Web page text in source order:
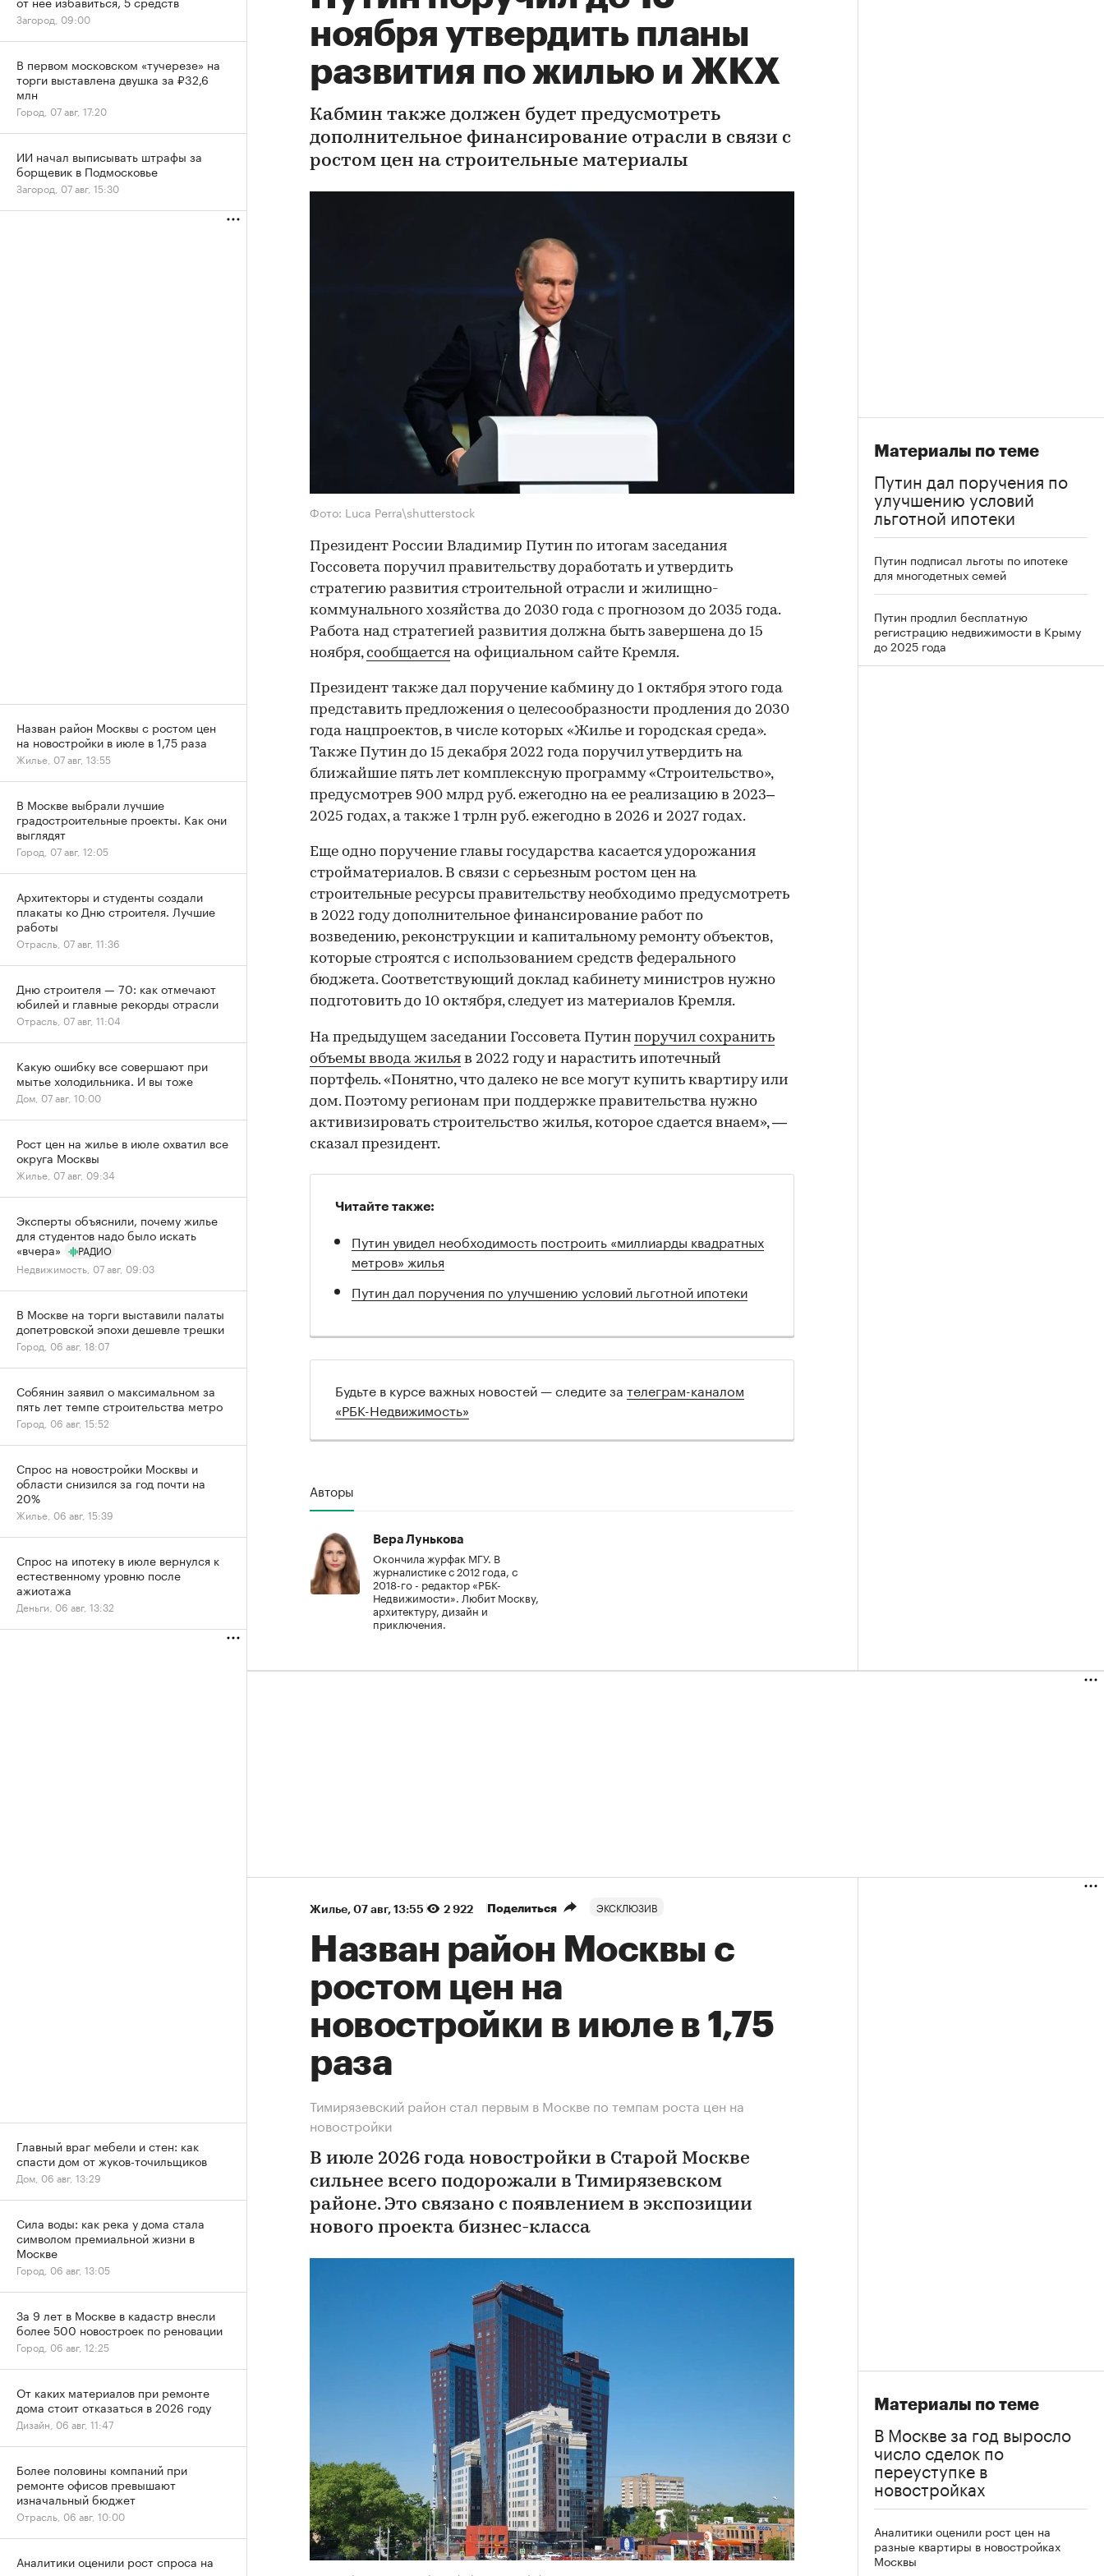
ноября утвердить планы
развития по жилью и ЖКХ
Кабмин также должен будет предусмотреть
дополнительное финансирование отрасли в связи с
ростом цен на строительные материалы
Фото: Luca Perra\shutterstock
Президент России Владимир Путин по итогам заседания
Госсовета поручил правительству доработать и утвердить
стратегию развития строительной отрасли и жилищно-
коммунального хозяйства до 2030 года с прогнозом до 2035 года.
Работа над стратегией развития должна быть завершена до 15
ноября,сообщается на официальном сайте Кремля.
Президент также дал поручение кабмину до 1 октября этого года
представить предложения о целесообразности продления до 2030
года нацпроектов, в числе которых «Жилье и городская среда».
Также Путин до 15 декабря 2022 года поручил утвердить на
ближайшие пять лет комплексную программу «Строительство»,
предусмотрев 900 млрд руб. ежегодно на ее реализацию в 2023–
2025 годах, а также 1 трлн руб. ежегодно в 2026 и 2027 годах.
Еще одно поручение главы государства касается удорожания
стройматериалов. В связи с серьезным ростом цен на
строительные ресурсы правительству необходимо предусмотреть
в 2022 году дополнительное финансирование работ по
возведению, реконструкции и капитальному ремонту объектов,
которые строятся с использованием средств федерального
бюджета. Соответствующий доклад кабинету министров нужно
подготовить до 10 октября, следует из материалов Кремля.
На предыдущем заседании Госсовета Путин поручил сохранить
объемы ввода жилья в 2022 году и нарастить ипотечный
портфель. «Понятно, что далеко не все могут купить квартиру или
дом. Поэтому регионам при поддержке правительства нужно
активизировать строительство жилья, которое сдается внаем», —
сказал президент.
Читайте также:
Путин увидел необходимость построить «миллиарды квадратных
метров» жилья
Путин дал поручения по улучшению условий льготной ипотеки
Будьте в курсе важных новостей — следите за телеграм-каналом
«РБК-Недвижимость»
Авторы
Вера Лунькова
Окончила журфак МГУ. В
журналистике с 2012 года, с
2018-го - редактор «РБК-
Недвижимости». Любит Москву,
архитектуру, дизайн и
приключения.
Материалы по теме
Путин дал поручения по
улучшению условий
льготной ипотеки
Путин подписал льготы по ипотеке
для многодетных семей
Путин продлил бесплатную
регистрацию недвижимости в Крыму
до 2025 года
Жилье⁠, 07 авг, 13:55 2 922 Поделиться ЭКСКЛЮЗИВ
Назван район Москвы с
ростом цен на
новостройки в июле в 1,75
раза
Тимирязевский район стал первым в Москве по темпам роста цен на
новостройки
В июле 2026 года новостройки в Старой Москве
сильнее всего подорожали в Тимирязевском
районе. Это связано с появлением в экспозиции
нового проекта бизнес-класса
Материалы по теме
В Москве за год выросло
число сделок по
переуступке в
новостройках
Аналитики оценили рост цен на
разные квартиры в новостройках
Москвы
Загород, 09:00
В первом московском «тучерезе» на
торги выставлена двушка за ₽32,6
млн
Город, 07 авг, 17:20
ИИ начал выписывать штрафы за
борщевик в Подмосковье
Загород, 07 авг, 15:30
Назван район Москвы с ростом цен
на новостройки в июле в 1,75 раза
Жилье, 07 авг, 13:55
В Москве выбрали лучшие
градостроительные проекты. Как они
выглядят
Город, 07 авг, 12:05
Архитекторы и студенты создали
плакаты ко Дню строителя. Лучшие
работы
Отрасль, 07 авг, 11:36
Дню строителя — 70: как отмечают
юбилей и главные рекорды отрасли
Отрасль, 07 авг, 11:04
Какую ошибку все совершают при
мытье холодильника. И вы тоже
Дом, 07 авг, 10:00
Рост цен на жилье в июле охватил все
округа Москвы
Жилье, 07 авг, 09:34
Эксперты объяснили, почему жилье
для студентов надо было искать
«вчера»
РАДИО
Недвижимость, 07 авг, 09:03
В Москве на торги выставили палаты
допетровской эпохи дешевле трешки
Город, 06 авг, 18:07
Собянин заявил о максимальном за
пять лет темпе строительства метро
Город, 06 авг, 15:52
Спрос на новостройки Москвы и
области снизился за год почти на
20%
Жилье, 06 авг, 15:39
Спрос на ипотеку в июле вернулся к
естественному уровню после
ажиотажа
Деньги, 06 авг, 13:32
Главный враг мебели и стен: как
спасти дом от жуков-точильщиков
Дом, 06 авг, 13:29
Сила воды: как река у дома стала
символом премиальной жизни в
Москве
Город, 06 авг, 13:05
За 9 лет в Москве в кадастр внесли
более 500 новостроек по реновации
Город, 06 авг, 12:25
От каких материалов при ремонте
дома стоит отказаться в 2026 году
Дизайн, 06 авг, 11:47
Более половины компаний при
ремонте офисов превышают
изначальный бюджет
Отрасль, 06 авг, 10:00
Аналитики оценили рост спроса на